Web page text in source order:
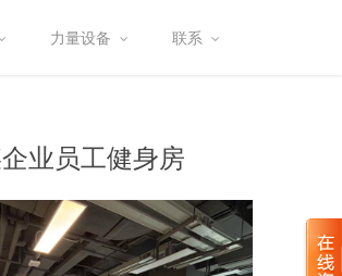
力量设备 联系
业员工健身房